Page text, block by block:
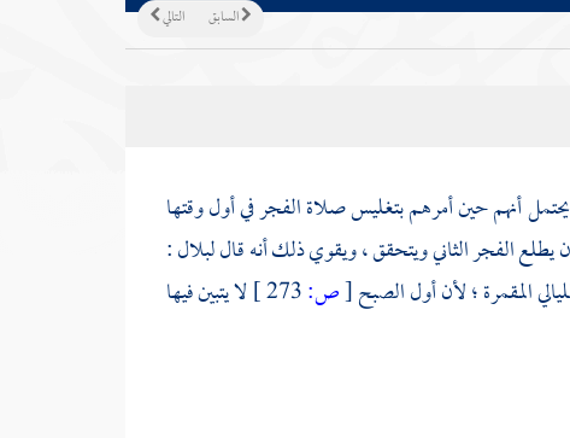
التالي السابق
أنهم حين أمرهم بتغليس صلاة الفجر في أول وقتها
الفجر الثاني ويتحقق ، ويقوي ذلك أنه قال لبلال :
المقمرة ؛ لأن أول الصبح[ص:
لا يتبين فيها